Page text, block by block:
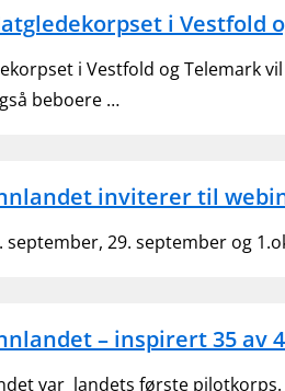
i Vestfold
i Vestfold og Telemark
beboere …
inviterer til
september, 29. september og
– inspirert 35 av
var landets første